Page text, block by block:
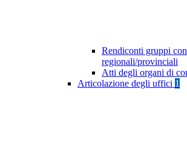
Rendiconti gruppi
regionali/provinciali
Atti degli organi di
Articolazione degli uffici 1